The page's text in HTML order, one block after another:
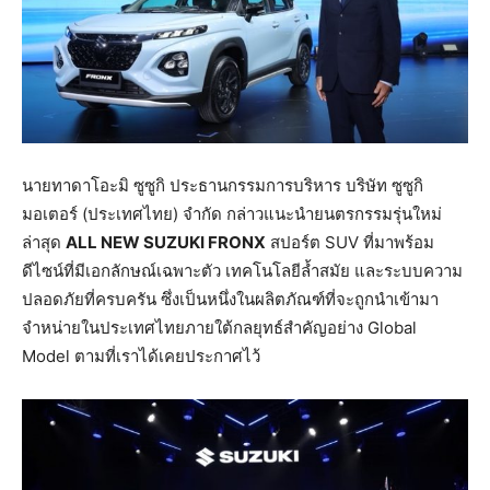
นายทาดาโอะมิ ซูซูกิ ประธานกรรมการบริหาร บริษัท ซูซูกิ
มอเตอร์ (ประเทศไทย) จำกัด กล่าวแนะนำยนตรกรรมรุ่นใหม่
ล่าสุด ALL NEW SUZUKI FRONX สปอร์ต SUV ที่มาพร้อม
ดีไซน์ที่มีเอกลักษณ์เฉพาะตัว เทคโนโลยีล้ำสมัย และระบบความ
ปลอดภัยที่ครบครัน ซึ่งเป็นหนึ่งในผลิตภัณฑ์ที่จะถูกนำเข้ามา
จำหน่ายในประเทศไทยภายใต้กลยุทธ์สำคัญอย่าง Global
Model ตามที่เราได้เคยประกาศไว้